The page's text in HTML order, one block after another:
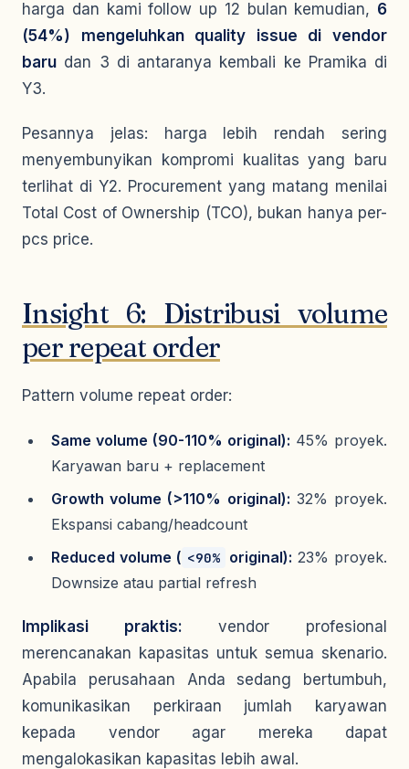
harga dan kami follow up 12 bulan kemudian, 6
(54%) mengeluhkan quality issue di vendor
baru dan 3 di antaranya kembali ke Pramika di
Y3.
Pesannya jelas: harga lebih rendah sering
menyembunyikan kompromi kualitas yang baru
terlihat di Y2. Procurement yang matang menilai
Total Cost of Ownership (TCO), bukan hanya per-
pcs price.
Insight 6: Distribusi volume
per repeat order
Pattern volume repeat order:
Same volume (90-110% original): 45% proyek.
Karyawan baru + replacement
Growth volume (>110% original): 32% proyek.
Ekspansi cabang/headcount
Reduced volume ( <90% original): 23% proyek.
Downsize atau partial refresh
Implikasi praktis: vendor profesional
merencanakan kapasitas untuk semua skenario.
Apabila perusahaan Anda sedang bertumbuh,
komunikasikan perkiraan jumlah karyawan
kepada vendor agar mereka dapat
mengalokasikan kapasitas lebih awal.